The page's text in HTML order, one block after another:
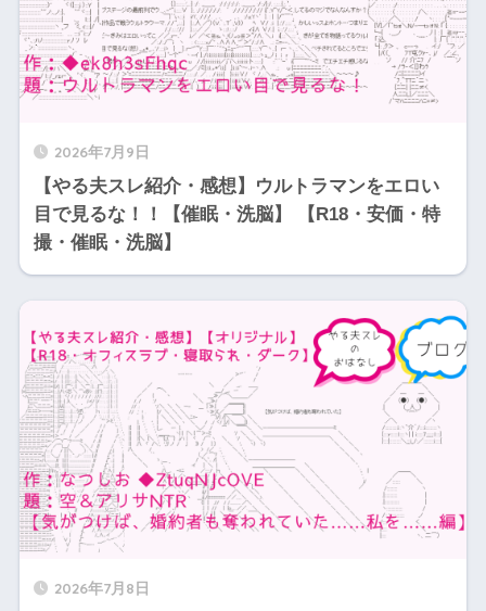
2026年7月9日
【やる夫スレ紹介・感想】ウルトラマンをエロい
目で見るな！！【催眠・洗脳】 【R18・安価・特
撮・催眠・洗脳】
2026年7月8日